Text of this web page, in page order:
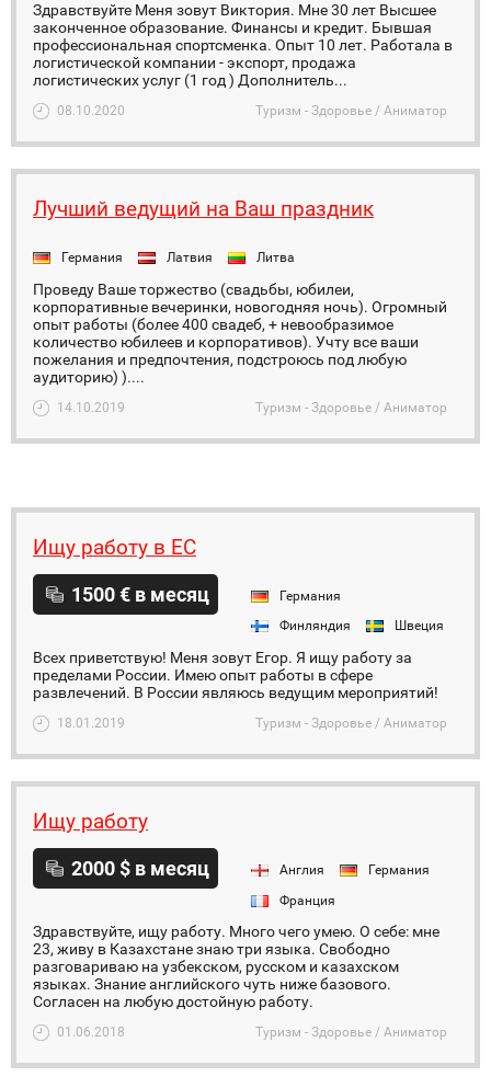
Здравствуйте Меня зовут Виктория. Мне 30 лет Высшее
законченное образование. Финансы и кредит. Бывшая
профессиональная спортсменка. Опыт 10 лет. Работала в
логистической компании - экспорт, продажа
логистических услуг (1 год ) Дополнитель...
08.10.2020 Туризм - Здоровье / Аниматор
Лучший ведущий на Ваш праздник
Германия Латвия Литва
Проведу Ваше торжество (свадьбы, юбилеи,
корпоративные вечеринки, новогодняя ночь). Огромный
опыт работы (более 400 свадеб, + невообразимое
количество юбилеев и корпоративов). Учту все ваши
пожелания и предпочтения, подстроюсь под любую
аудиторию) )....
14.10.2019 Туризм - Здоровье / Аниматор
Ищу работу в ЕС
1500 € в месяц
Германия
Финляндия
Швеция
Всех приветствую! Меня зовут Егор. Я ищу работу за
пределами России. Имею опыт работы в сфере
развлечений. В России являюсь ведущим мероприятий!
18.01.2019 Туризм - Здоровье / Аниматор
Ищу работу
2000 $ в месяц Англия
Германия
Франция
Здравствуйте, ищу работу. Много чего умею. О себе: мне
23, живу в Казахстане знаю три языка. Свободно
разговариваю на узбекском, русском и казахском
языках. Знание английского чуть ниже базового.
Согласен на любую достойную работу.
01.06.2018 Туризм - Здоровье / Аниматор